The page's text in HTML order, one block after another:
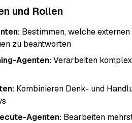
und Rollen
Bestimmen, welche
zu beantworten
Agenten:Verarbeiten
Kombinieren Denk- und
Agenten: Bearbeiten